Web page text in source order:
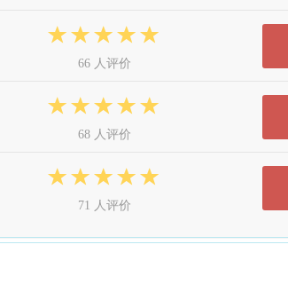
66 人评价
68 人评价
71 人评价